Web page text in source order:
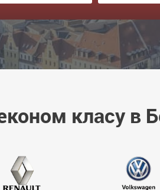
класу в